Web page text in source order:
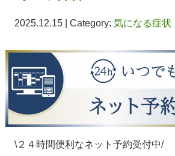
2025.12.15 | Category: 気になる症状
\２４時間便利なネット予約受付中/